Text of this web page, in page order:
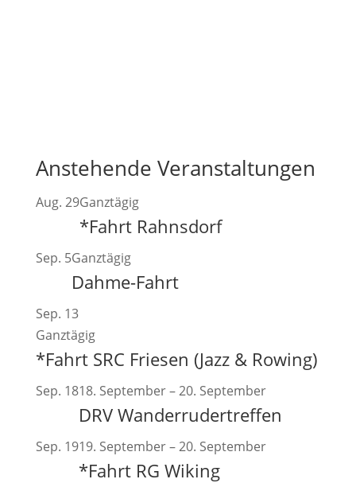
Anstehende Veranstaltungen
Aug. 29Ganztägig
*Fahrt Rahnsdorf
Sep. 5Ganztägig
Dahme-Fahrt
Sep. 13
Ganztägig
*Fahrt SRC Friesen (Jazz & Rowing)
Sep. 1818. September–20. September
DRV Wanderrudertreffen
Sep. 1919. September–20. September
*Fahrt RG Wiking